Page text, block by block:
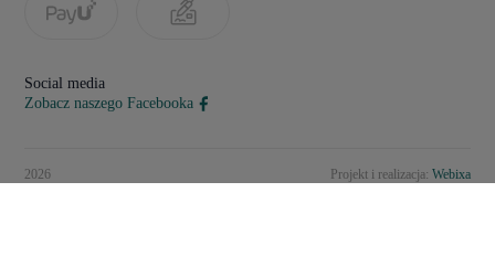
Social media
Zobacz naszego Facebooka
2026 Projekt i realizacja: Webixa